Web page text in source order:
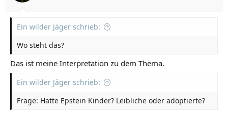
Ein wilder Jäger schrieb:
Wo steht das?
Das ist meine Interpretation zu dem Thema.
Ein wilder Jäger schrieb:
Frage: Hatte Epstein Kinder? Leibliche oder adoptierte?